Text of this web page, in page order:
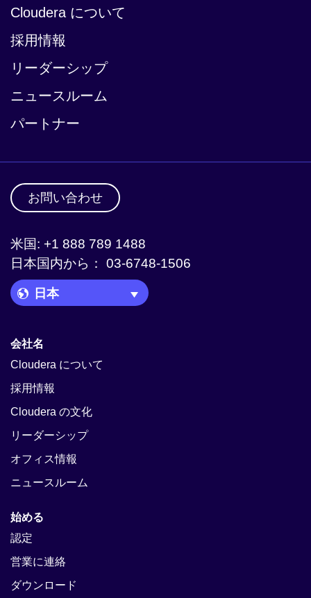
Cloudera について
採用情報
リーダーシップ
ニュースルーム
パートナー
お問い合わせ
米国: +1 888 789 1488
日本国内から： 03-6748-1506
Language Picker
会社名
Cloudera について
採用情報
Cloudera の文化
リーダーシップ
オフィス情報
ニュースルーム
始める
認定
営業に連絡
ダウンロード